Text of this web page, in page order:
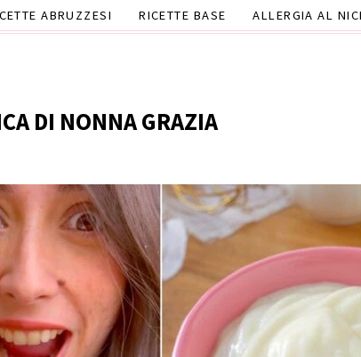
ABRUZZESI
RICETTE BASE ALLERGIA AL
DI NONNA GRAZIA